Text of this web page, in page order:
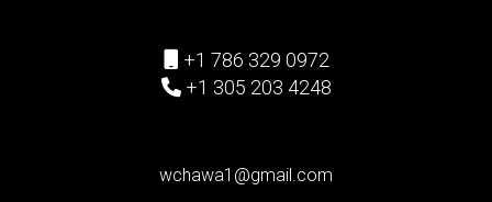
+1 786 329 0972
+1 305 203 4248
wchawa1@gmail.com